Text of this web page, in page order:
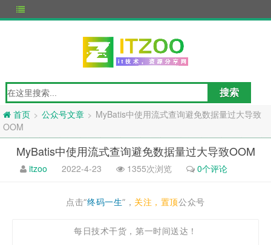
首页 > 公众号文章 > MyBatis中使用流式查询避免数据量过大导致
OOM
MyBatis中使用流式查询避免数据量过大导致OOM
itzoo 2022-4-23 1355次浏览 0个评论
点击“终码一生”， 关注，置顶公众号
每日技术干货，第一时间送达！